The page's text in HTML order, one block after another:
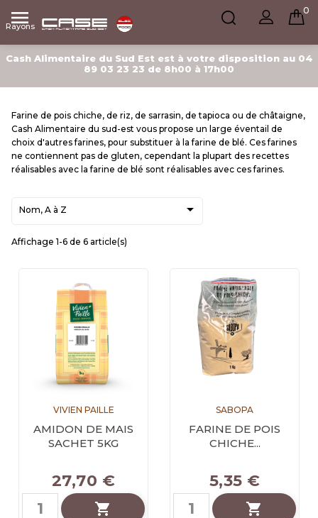

Rayons
0
Cash Alimentaire du Sud Est est à votre disposition au 04
89 03 23 23 de 8h00 à 17h00
Farine de pois chiche, de riz, de sarrasin, de tapioca ou de châtaigne,
Cash Alimentaire du sud-est vous propose un large éventail de
choix d'autres farines, pour substituer à la farine de blé. Ces farines
ne contiennent pas de gluten, cependant la plupart des recettes
réalisables avec la farine de blé sont réalisables avec ces farines.
Nom, A à Z 
Affichage 1-6 de 6 article(s)
VIVIEN PAILLE
AMIDON DE MAIS
SACHET 5KG
27,70 €

SABOPA
FARINE DE POIS
CHICHE...
5,35 €
